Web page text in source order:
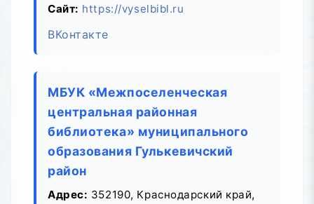
Сайт: https://vyselbibl.ru
ВКонтакте
МБУК «Межпоселенческая
центральная районная
библиотека» муниципального
образования Гулькевичский
район
Адрес: 352190, Краснодарский край,